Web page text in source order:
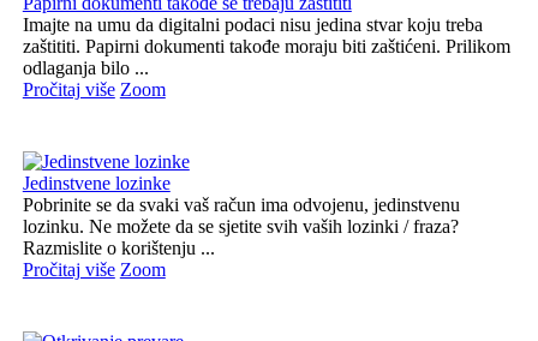
Imajte na umu da digitalni podaci nisu jedina stvar koju treba
zaštititi. Papirni dokumenti takođe moraju biti zaštićeni. Prilikom
odlaganja bilo ...
Pročitaj više Zoom
Jedinstvene lozinke
Pobrinite se da svaki vaš račun ima odvojenu, jedinstvenu
lozinku. Ne možete da se sjetite svih vaših lozinki / fraza?
Razmislite o korištenju ...
Pročitaj više Zoom